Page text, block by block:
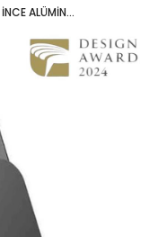
MOMAX Q.MAG X 5000MAH ULTRA İNCE ALÜMINYUM MANYETIK KABLOSUZ POWERBANK (IP116)